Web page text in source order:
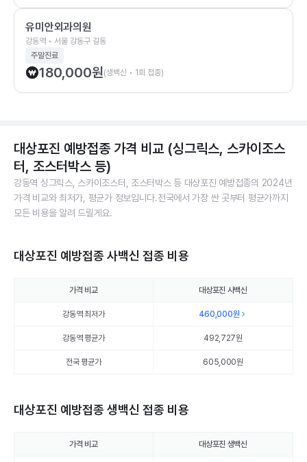
유미안외과의원
강동역 • 서울 강동구 길동
주말진료
180,000원(생백신 • 1회 접종)
대상포진 예방접종 가격 비교 (싱그릭스, 스카이조스
터, 조스터박스 등)
강동역 싱그릭스, 스카이조스터, 조스터박스 등 대상포진 예방접종의 2024년
가격 비교와 최저가, 평균가 정보입니다.전국에서 가장 싼 곳부터 평균가까지
모든 비용을 알려 드릴게요.
대상포진 예방접종 사백신 접종 비용
가격 비교 대상포진 사백신
강동역 최저가 460,000원
강동역 평균가 492,727원
전국 평균가 605,000원
대상포진 예방접종 생백신 접종 비용
가격 비교 대상포진 생백신